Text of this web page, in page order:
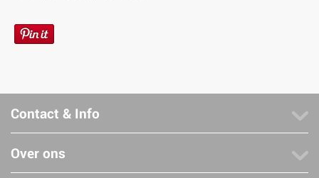
Contact & Info
Over ons